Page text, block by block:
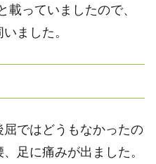
載っていましたので、
ました。
ではどうもなかったの
足に痛みが出ました。